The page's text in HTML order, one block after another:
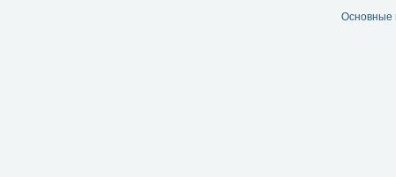
Основные